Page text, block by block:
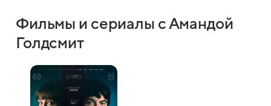
Фильмы и сериалы с Амандой
Голдсмит